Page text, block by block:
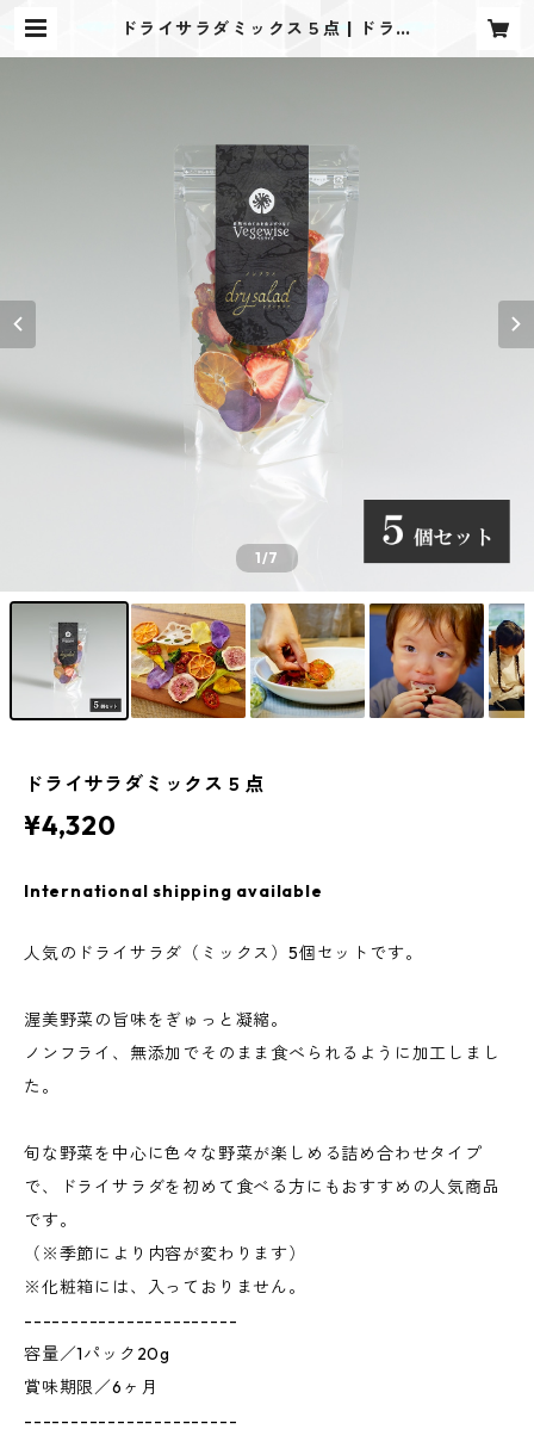
ドライサラダミックス５点 | ドライ
1/7
ドライサラダミックス５点
¥4,320
International shipping available
人気のドライサラダ（ミックス）5個セットです。
渥美野菜の旨味をぎゅっと凝縮。
ノンフライ、無添加でそのまま食べられるように加工しまし
た。
旬な野菜を中心に色々な野菜が楽しめる詰め合わせタイプ
で、ドライサラダを初めて食べる方にもおすすめの人気商品
です。
（※季節により内容が変わります）
※化粧箱には、入っておりません。
-----------------------
容量／1パック20g
賞味期限／6ヶ月
-----------------------